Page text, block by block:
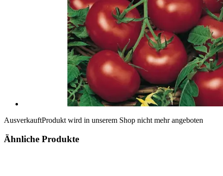
AusverkauftProdukt wird in unserem Shop nicht mehr angeboten
Ähnliche Produkte